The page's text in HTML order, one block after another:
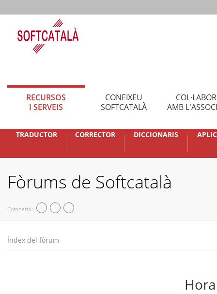
RECURSOS
I SERVEIS
CONEIXEU
SOFTCATALÀ
AMB
TRADUCTOR CORRECTOR DICCIONARIS
Fòrums de Softcatalà
Compartiu
Índex del fòrum